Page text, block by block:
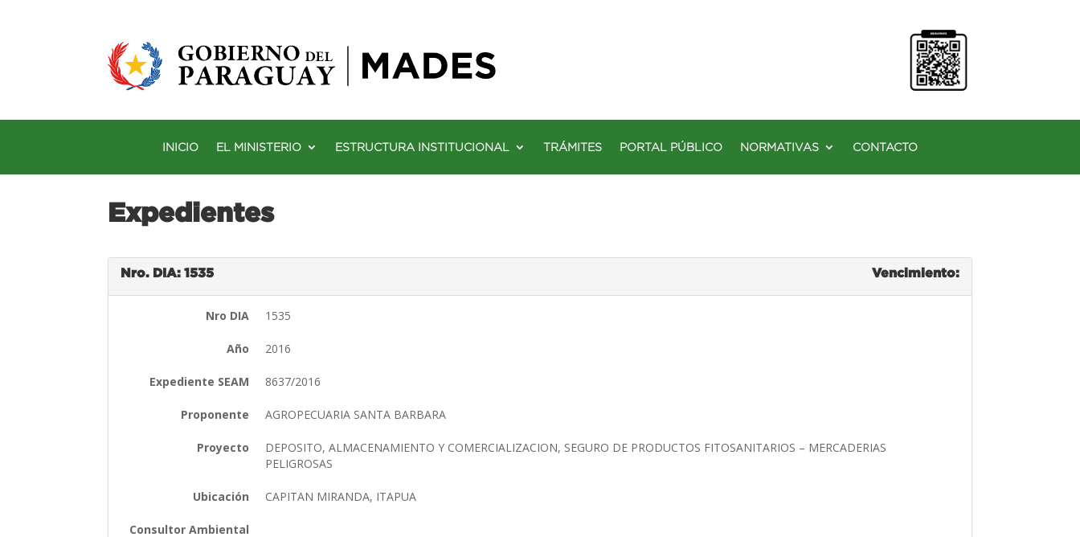
INICIO EL MINISTERIO ESTRUCTURA INSTITUCIONAL TRÁMITES PORTAL PÚBLICO NORMATIVAS CONTACTO
Expedientes
Nro. DIA: 1535 Vencimiento:
Nro DIA 1535
Año 2016
Expediente SEAM 8637/2016
Proponente AGROPECUARIA SANTA BARBARA
Proyecto
DEPOSITO, ALMACENAMIENTO Y COMERCIALIZACION, SEGURO DE PRODUCTOS FITOSANITARIOS – MERCADERIAS
PELIGROSAS
Ubicación CAPITAN MIRANDA, ITAPUA
Consultor Ambiental